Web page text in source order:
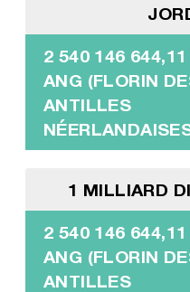
2 540 146 644,11
ANG (FLORIN
ANTILLES
1 MILLIARD
2 540 146 644,11
ANG (FLORIN
ANTILLES